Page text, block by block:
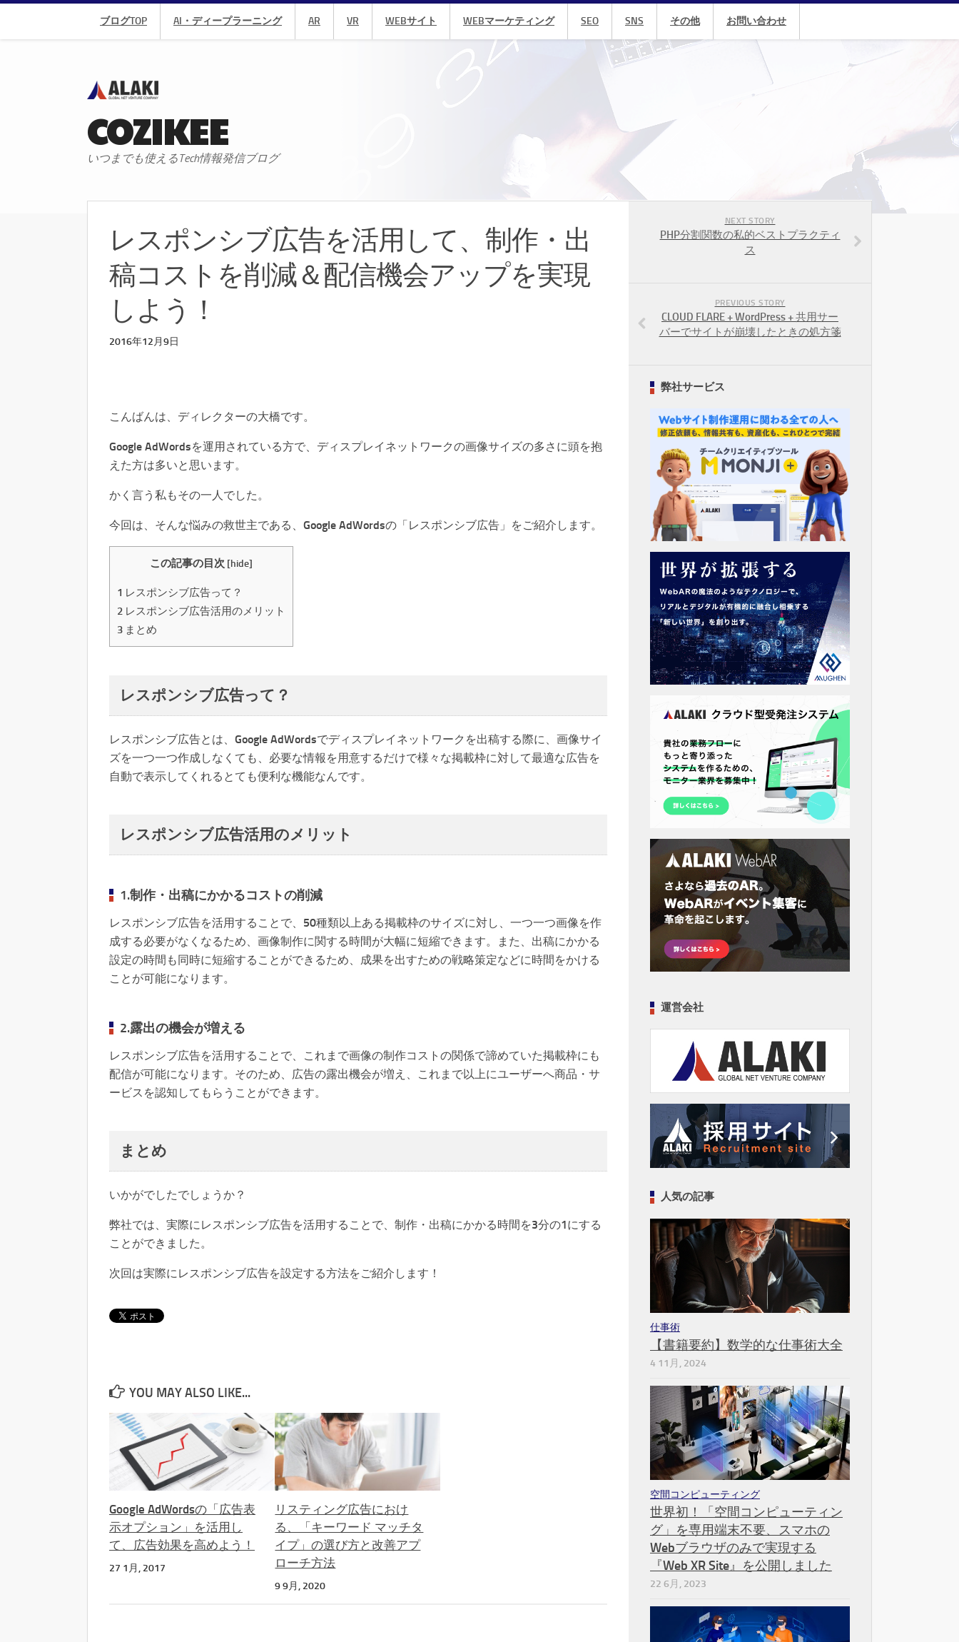
ブログTOP AI・ディープラーニング AR VR WEBサイト WEBマーケティング SEO SNS その他 お問い合わせ
COZIKEE
いつまでも使えるTech情報発信ブログ
レスポンシブ広告を活用して、制作・出
稿コストを削減＆配信機会アップを実現
しよう！
2016年12月9日
こんばんは、ディレクターの大橋です。
Google AdWordsを運用されている方で、ディスプレイネットワークの画像サイズの多さに頭を抱
えた方は多いと思います。
かく言う私もその一人でした。
今回は、そんな悩みの救世主である、Google AdWordsの「レスポンシブ広告」をご紹介します。
この記事の目次 [hide]
1 レスポンシブ広告って？
2 レスポンシブ広告活用のメリット
3 まとめ
レスポンシブ広告って？
レスポンシブ広告とは、Google AdWordsでディスプレイネットワークを出稿する際に、画像サイ
ズを一つ一つ作成しなくても、必要な情報を用意するだけで様々な掲載枠に対して最適な広告を
自動で表示してくれるとても便利な機能なんです。
レスポンシブ広告活用のメリット
1.制作・出稿にかかるコストの削減
レスポンシブ広告を活用することで、50種類以上ある掲載枠のサイズに対し、一つ一つ画像を作
成する必要がなくなるため、画像制作に関する時間が大幅に短縮できます。また、出稿にかかる
設定の時間も同時に短縮することができるため、成果を出すための戦略策定などに時間をかける
ことが可能になります。
2.露出の機会が増える
レスポンシブ広告を活用することで、これまで画像の制作コストの関係で諦めていた掲載枠にも
配信が可能になります。そのため、広告の露出機会が増え、これまで以上にユーザーへ商品・サ
ービスを認知してもらうことができます。
まとめ
いかがでしたでしょうか？
弊社では、実際にレスポンシブ広告を活用することで、制作・出稿にかかる時間を3分の1にする
ことができました。
次回は実際にレスポンシブ広告を設定する方法をご紹介します！
YOU MAY ALSO LIKE...
Google AdWordsの「広告表
示オプション」を活用し
て、広告効果を高めよう！
27 1月, 2017
リスティング広告におけ
る、「キーワード マッチタ
イプ」の選び方と改善アプ
ローチ方法
9 9月, 2020
NEXT STORY
PHP分割関数の私的ベストプラクティ
ス
PREVIOUS STORY
CLOUD FLARE + WordPress + 共用サー
バーでサイトが崩壊したときの処方箋
弊社サービス
運営会社
人気の記事
仕事術
【書籍要約】数学的な仕事術大全
4 11月, 2024
空間コンピューティング
世界初！「空間コンピューティン
グ」を専用端末不要、スマホの
Webブラウザのみで実現する
『Web XR Site』を公開しました
22 6月, 2023